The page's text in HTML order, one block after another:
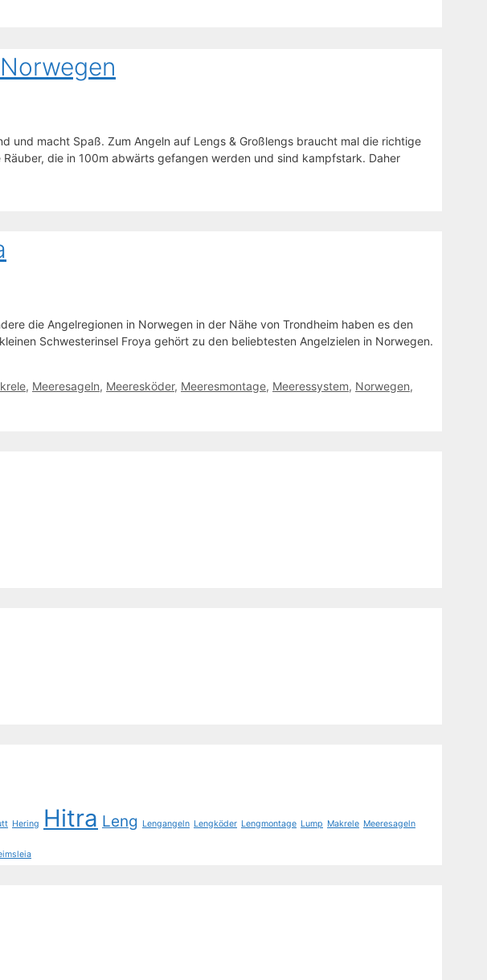
und macht Spaß. Zum Angeln auf Lengs & Großlengs braucht mal die richtige
die in 100m abwärts gefangen werden und sind kampfstark. Daher
die Angelregionen in Norwegen in der Nähe von Trondheim haben es den
Schwesterinsel Froya gehört zu den beliebtesten Angelzielen in Norwegen.
, Meeresageln, Meeresköder, Meeresmontage, Meeressystem, Norwegen,
Hering Hitra Leng Lengangeln Lengköder Lengmontage Lump Makrele Meeresageln